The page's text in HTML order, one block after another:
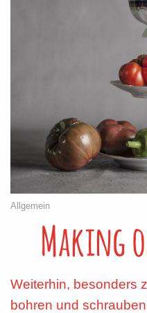
Allgemein
Making
Weiterhin, besonders
bohren und